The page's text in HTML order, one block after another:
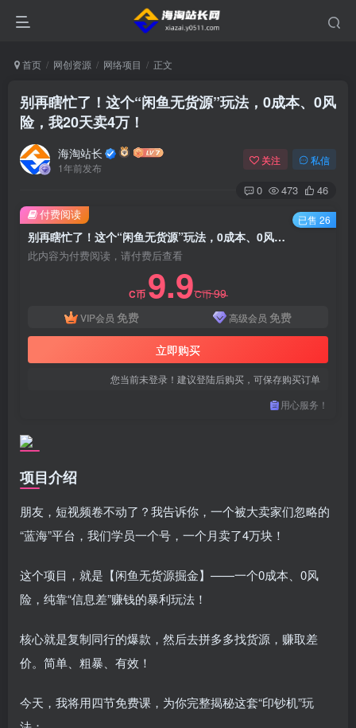
首页 网创资源 网络项目 正文
别再瞎忙了！这个“闲鱼无货源”玩法，0成本、0风
险，我20天卖4万！
海淘站长
1年前发布
关注 私信
0 473 46
别再瞎忙了！这个“闲鱼无货源”玩法，0成本、0风险，我20天卖4万！
此内容为付费阅读，请付费后查看
C币 9.9C币99
VIP会员 免费 高级会员 免费
立即购买
您当前未登录！建议登陆后购买，可保存购买订单
用心服务！
付费阅读 已售 26
项目介绍
朋友，短视频卷不动了？我告诉你，一个被大卖家们忽略的
“蓝海”平台，我们学员一个号，一个月卖了4万块！
这个项目，就是【闲鱼无货源掘金】——一个0成本、0风
险，纯靠“信息差”赚钱的暴利玩法！
核心就是复制同行的爆款，然后去拼多多找货源，赚取差
价。简单、粗暴、有效！
今天，我将用四节免费课，为你完整揭秘这套“印钞机”玩